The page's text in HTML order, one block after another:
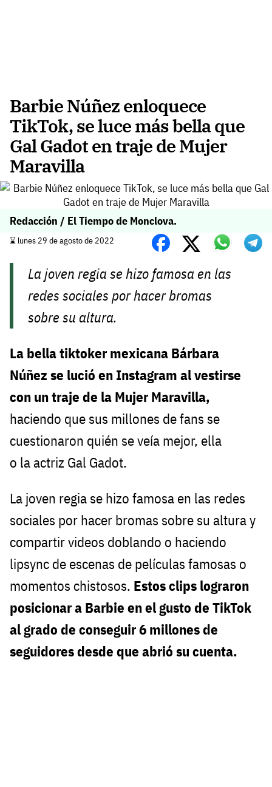
Barbie Núñez enloquece
TikTok, se luce más bella que
Gal Gadot en traje de Mujer
Maravilla
Redacción / El Tiempo de Monclova.
⌛️ lunes 29 de agosto de 2022
La joven regia se hizo famosa en las
redes sociales por hacer bromas
sobre su altura.
La bella tiktoker mexicana Bárbara
Núñez se lució en Instagram al vestirse
con un traje de la Mujer Maravilla,
haciendo que sus millones de fans se
cuestionaron quién se veía mejor, ella
o la actriz Gal Gadot.
La joven regia se hizo famosa en las redes
sociales por hacer bromas sobre su altura y
compartir videos doblando o haciendo
lipsync de escenas de películas famosas o
momentos chistosos. Estos clips lograron
posicionar a Barbie en el gusto de TikTok
al grado de conseguir 6 millones de
seguidores desde que abrió su cuenta.